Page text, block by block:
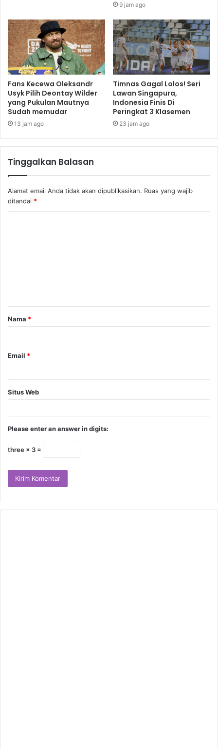
9 jam ago
Fans Kecewa Oleksandr
Usyk Pilih Deontay Wilder
yang Pukulan Mautnya
Sudah memudar
13 jam ago
Timnas Gagal Lolos! Seri
Lawan Singapura,
Indonesia Finis Di
Peringkat 3 Klasemen
23 jam ago
Tinggalkan Balasan
Alamat email Anda tidak akan dipublikasikan. Ruas yang wajib
ditandai *
Nama *
Email *
Situs Web
Please enter an answer in digits:
three × 3 =